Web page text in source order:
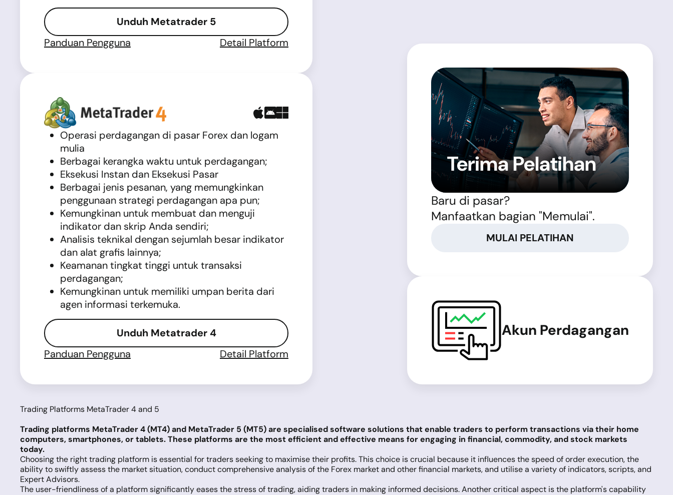
Unduh Metatrader 5
Panduan Pengguna
Detail Platform
Operasi perdagangan di pasar Forex dan logam
mulia
Berbagai kerangka waktu untuk perdagangan;
Eksekusi Instan dan Eksekusi Pasar
Berbagai jenis pesanan, yang memungkinkan
penggunaan strategi perdagangan apa pun;
Kemungkinan untuk membuat dan menguji
indikator dan skrip Anda sendiri;
Analisis teknikal dengan sejumlah besar indikator
dan alat grafis lainnya;
Keamanan tingkat tinggi untuk transaksi
perdagangan;
Kemungkinan untuk memiliki umpan berita dari
agen informasi terkemuka.
Unduh Metatrader 4
Panduan Pengguna
Detail Platform
Terima Pelatihan
Baru di pasar?
Manfaatkan bagian "Memulai".
MULAI PELATIHAN
Akun Perdagangan
Trading Platforms MetaTrader 4 and 5
Trading platforms MetaTrader 4 (MT4) and MetaTrader 5 (MT5) are specialised software solutions that enable traders to perform transactions via their home
computers, smartphones, or tablets. These platforms are the most efficient and effective means for engaging in financial, commodity, and stock markets
today.
Choosing the right trading platform is essential for traders seeking to maximise their profits. This choice is crucial because it influences the speed of order execution, the
ability to swiftly assess the market situation, conduct comprehensive analysis of the Forex market and other financial markets, and utilise a variety of indicators, scripts, and
Expert Advisors.
The user-friendliness of a platform significantly eases the stress of trading, aiding traders in making informed decisions. Another critical aspect is the platform's capability